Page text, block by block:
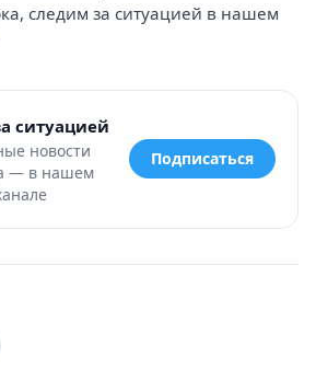
следим за ситуацией в нашем
ситуацией
новости
— в нашем
Подписаться